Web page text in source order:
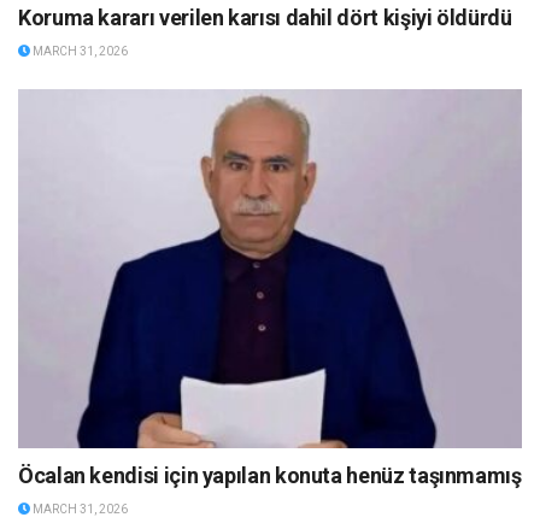
Koruma kararı verilen karısı dahil dört kişiyi öldürdü
MARCH 31, 2026
Öcalan kendisi için yapılan konuta henüz taşınmamış
MARCH 31, 2026